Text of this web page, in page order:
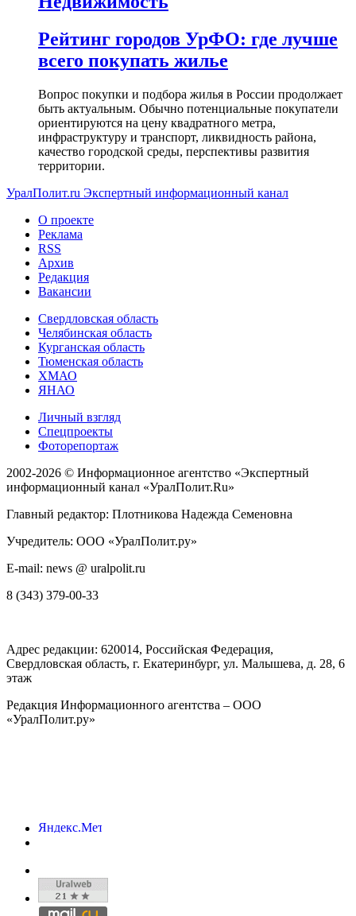
Рейтинг городов УрФО: где лучше
всего покупать жилье
Вопрос покупки и подбора жилья в России продолжает
быть актуальным. Обычно потенциальные покупатели
ориентируются на цену квадратного метра,
инфраструктуру и транспорт, ликвидность района,
качество городской среды, перспективы развития
территории.
УралПолит.ru Экспертный информационный канал
О проекте
Реклама
RSS
Архив
Редакция
Вакансии
Свердловская область
Челябинская область
Курганская область
Тюменская область
ХМАО
ЯНАО
Личный взгляд
Спецпроекты
Фоторепортаж
2002-2026 © Информационное агентство «Экспертный
информационный канал «УралПолит.Ru»
Главный редактор: Плотникова Надежда Семеновна
Учредитель: ООО «УралПолит.ру»
E-mail: news @ uralpolit.ru
8 (343) 379-00-33
Адрес редакции: 620014, Российская Федерация,
Свердловская область, г. Екатеринбург, ул. Малышева, д. 28, 6
этаж
Редакция Информационного агентства – ООО
«УралПолит.ру»